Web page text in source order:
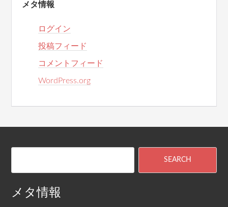
メタ情報
ログイン
投稿フィード
コメントフィード
WordPress.org
メタ情報